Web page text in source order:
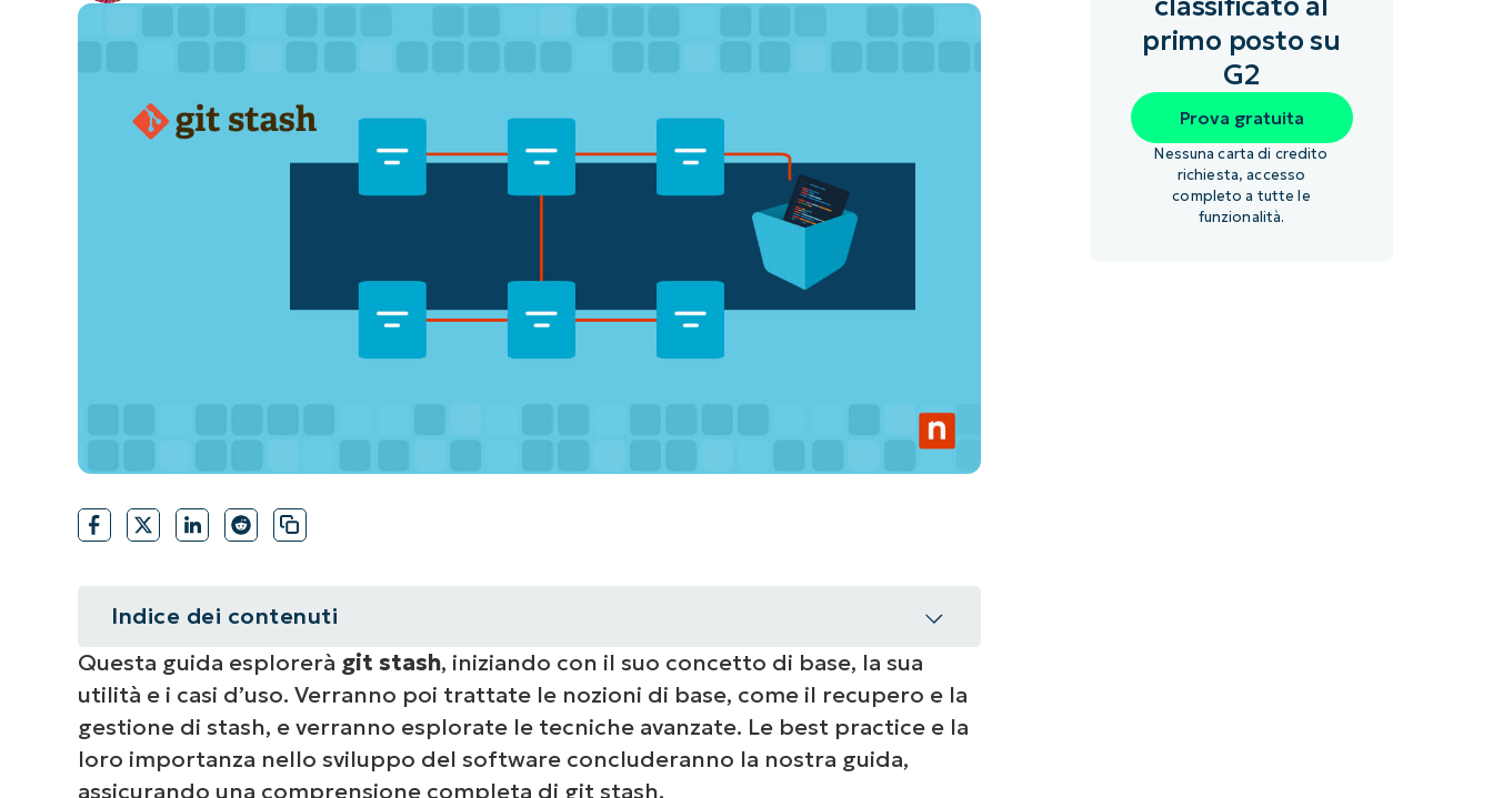
CONTATTO COMMERCIALE GUARDA UNA DEMO
Indice dei contenuti
Riepilogo
Git e l’importanza di git stash
Che cos’è git stash?
Questa guida esplorerà git stash, iniziando con il suo concetto di base, la sua
utilità e i casi d’uso. Verranno poi trattate le nozioni di base, come il recupero e la
gestione di stash, e verranno esplorate le tecniche avanzate. Le best practice e la
loro importanza nello sviluppo del software concluderanno la nostra guida,
assicurando una comprensione completa di git stash.
primo posto su
G2
Prova gratuita
Nessuna carta di credito
richiesta, accesso
completo a tutte le
funzionalità.